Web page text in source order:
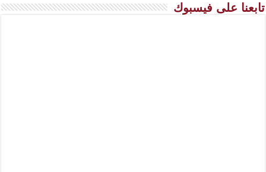
تابعنا على فيسبوك